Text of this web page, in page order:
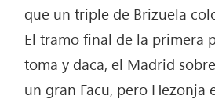
que un triple de Brizuela
El tramo final de la primera
toma y daca, el Madrid
un gran Facu, pero Hezonja